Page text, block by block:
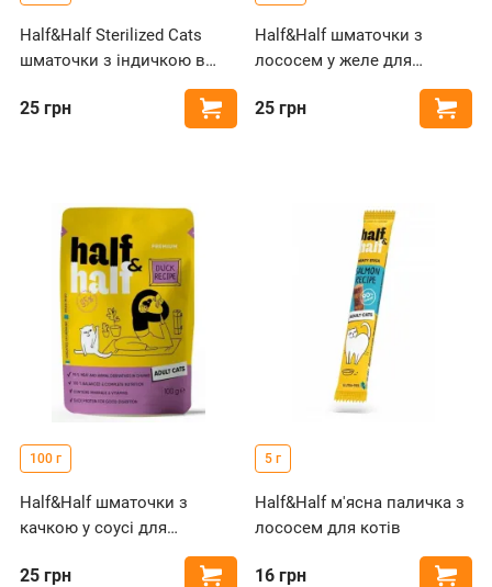
Half&Half Sterilized Cats
шматочки з індичкою в
желе для стерилізованих
котів, пауч
25 грн Купити
Half&Half шматочки з
лососем у желе для
25 грн
100 г
Half&Half шматочки з
качкою у соусі для
25 грн Купити
5 г
Half&Half м'ясна паличка з
лососем для котів
16 грн